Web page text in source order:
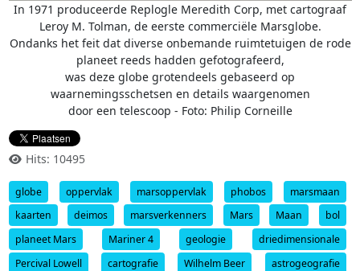
In 1971 produceerde Replogle Meredith Corp, met cartograaf
Leroy M. Tolman, de eerste commerciële Marsglobe.
Ondanks het feit dat diverse onbemande ruimtetuigen de rode
planeet reeds hadden gefotografeerd,
was deze globe grotendeels gebaseerd op
waarnemingsschetsen en details waargenomen
door een telescoop - Foto: Philip Corneille
Hits: 10495
globe oppervlak marsoppervlak phobos
marsmaan
kaarten
deimos marsverkenners Mars Maan
bol
planeet Mars
Mariner 4 geologie
driedimensionale
Percival Lowell
cartografie Wilhelm Beer
astrogeografie